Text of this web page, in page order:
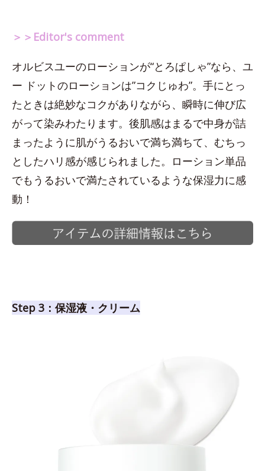
＞＞Editor's comment
オルビスユーのローションが“とろぱしゃ”なら、ユ
ー ドットのローションは”コクじゅわ”。手にとっ
たときは絶妙なコクがありながら、瞬時に伸び広
がって染みわたります。後肌感はまるで中身が詰
まったように肌がうるおいで満ち満ちて、むちっ
としたハリ感が感じられました。ローション単品
でもうるおいで満たされているような保湿力に感
動！
Step 3：保湿液・クリーム